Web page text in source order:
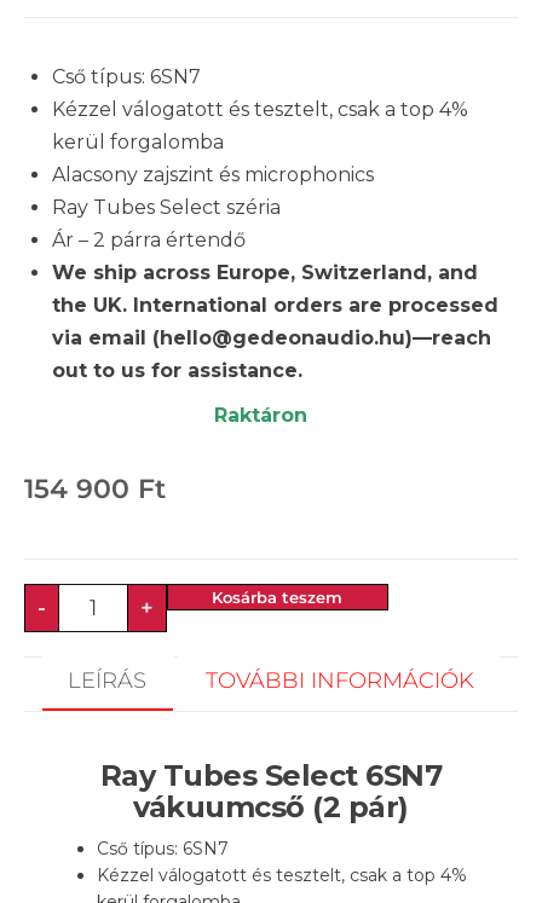
Cső típus: 6SN7
Kézzel válogatott és tesztelt, csak a top 4%
kerül forgalomba
Alacsony zajszint és microphonics
Ray Tubes Select széria
Ár – 2 párra értendő
We ship across Europe, Switzerland, and
the UK. International orders are processed
via email (hello@gedeonaudio.hu)—reach
out to us for assistance.
Raktáron
154 900 Ft
- + Kosárba teszem
LEÍRÁS TOVÁBBI INFORMÁCIÓK
Ray Tubes Select 6SN7
vákuumcső (2 pár)
Cső típus: 6SN7
Kézzel válogatott és tesztelt, csak a top 4%